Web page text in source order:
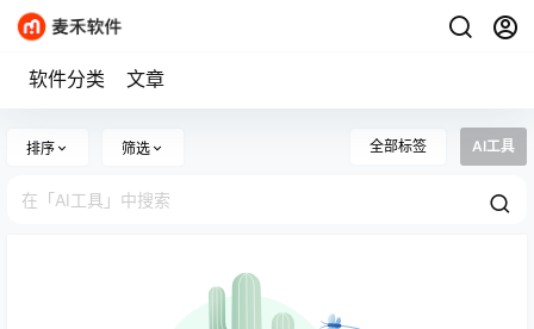
软件分类 文章
排序 筛选 全部标签 AI工具